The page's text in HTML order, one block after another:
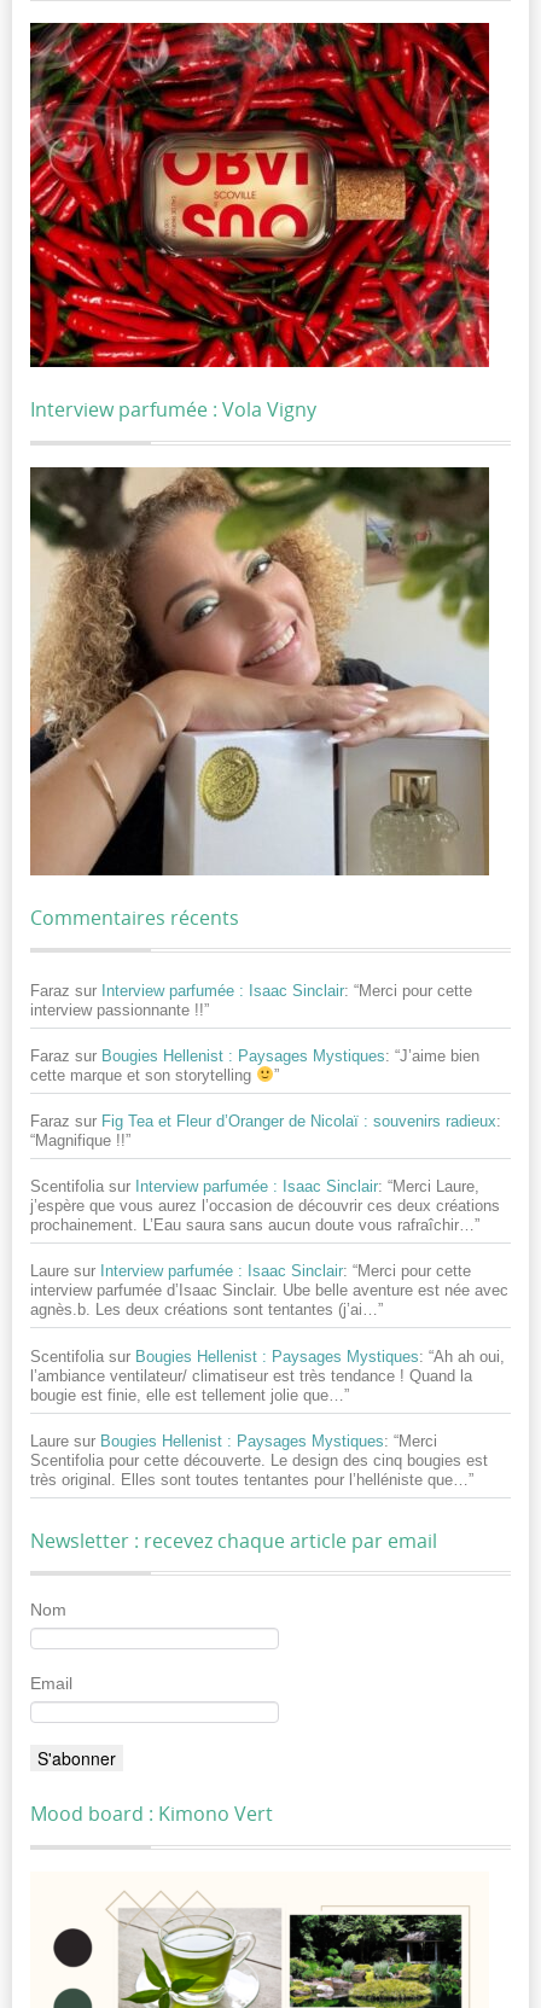
Interview parfumée : Vola Vigny
Commentaires récents
Faraz sur Interview parfumée : Isaac Sinclair: “Merci pour cette
interview passionnante !!”
Faraz sur Bougies Hellenist : Paysages Mystiques: “J’aime bien
cette marque et son storytelling
”
Faraz sur Fig Tea et Fleur d’Oranger de Nicolaï : souvenirs radieux:
“Magnifique !!”
Scentifolia sur Interview parfumée : Isaac Sinclair: “Merci Laure,
j’espère que vous aurez l’occasion de découvrir ces deux créations
prochainement. L’Eau saura sans aucun doute vous rafraîchir…”
Laure sur Interview parfumée : Isaac Sinclair: “Merci pour cette
interview parfumée d’Isaac Sinclair. Ube belle aventure est née avec
agnès.b. Les deux créations sont tentantes (j’ai…”
Scentifolia sur Bougies Hellenist : Paysages Mystiques: “Ah ah oui,
l’ambiance ventilateur/ climatiseur est très tendance ! Quand la
bougie est finie, elle est tellement jolie que… ”
Laure sur Bougies Hellenist : Paysages Mystiques: “Merci
Scentifolia pour cette découverte. Le design des cinq bougies est
très original. Elles sont toutes tentantes pour l’helléniste que… ”
Newsletter : recevez chaque article par email
Nom
Email
Mood board : Kimono Vert